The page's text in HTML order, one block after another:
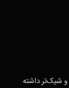
شیک‌تر داشته